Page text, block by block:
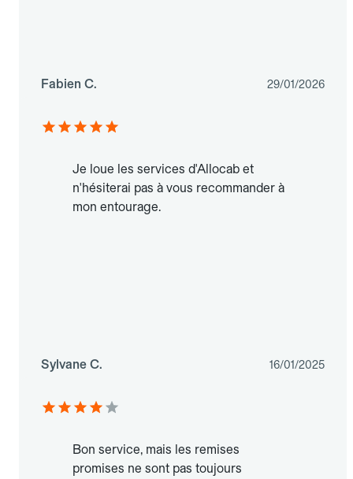
Fabien C. 29/01/2026
Je loue les services d'Allocab et
n'hésiterai pas à vous recommander à
mon entourage.
Sylvane C. 16/01/2025
Bon service, mais les remises
promises ne sont pas toujours